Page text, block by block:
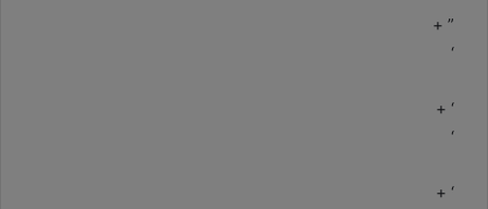
” +
‘
‘ +
‘
‘ +